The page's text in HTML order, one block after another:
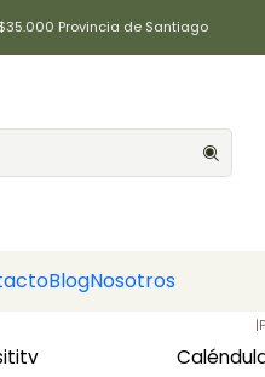
BlogNosotros
Provincia de Santiago
/ Té
|